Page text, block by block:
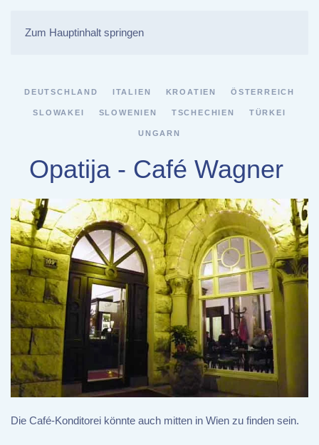
Zum Hauptinhalt springen
DEUTSCHLAND ITALIEN KROATIEN ÖSTERREICH
SLOWAKEI SLOWENIEN TSCHECHIEN TÜRKEI
UNGARN
Opatija - Café Wagner
Die Café-Konditorei könnte auch mitten in Wien zu finden sein.